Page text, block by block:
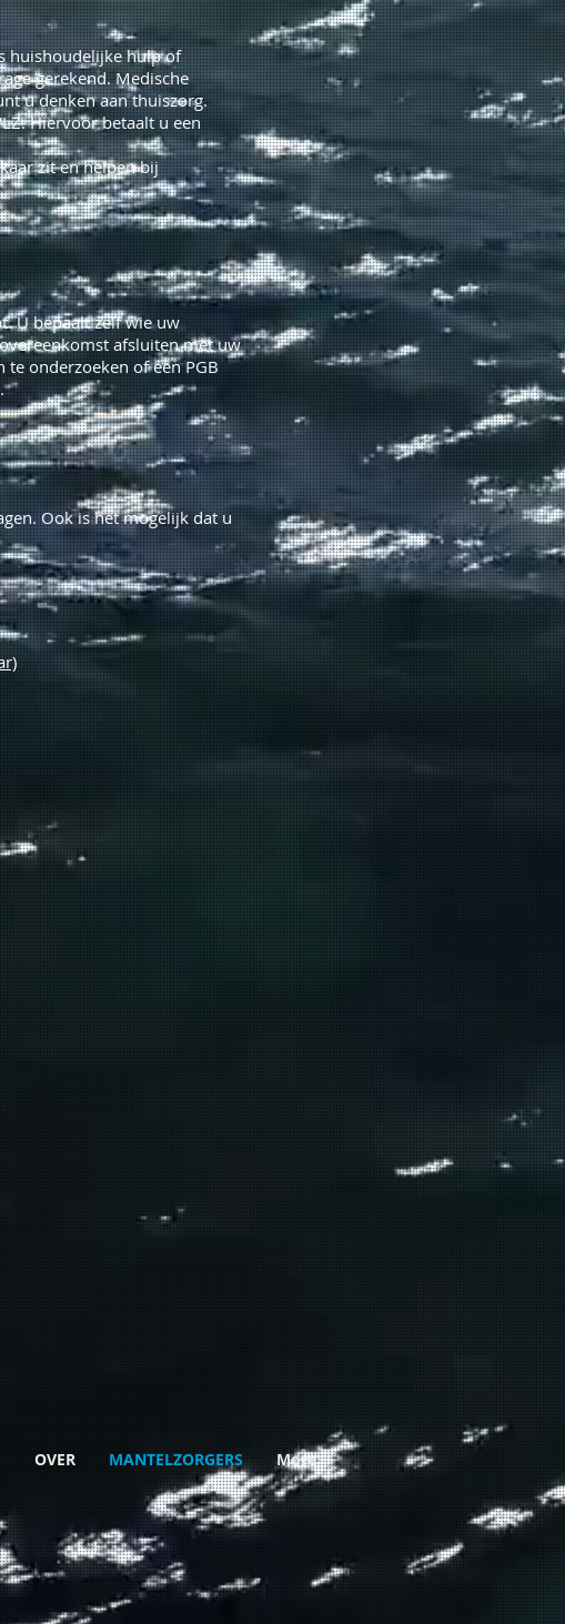
huishoudelijke hulp of
gerekend. Medische
u denken aan thuiszorg.
Hiervoor betaalt u een
zit en helpen bij
U bepaalt zelf wie uw
afsluiten met uw
onderzoeken of een PGB
Ook is het mogelijk dat u
OVER MANTELZORGERS More